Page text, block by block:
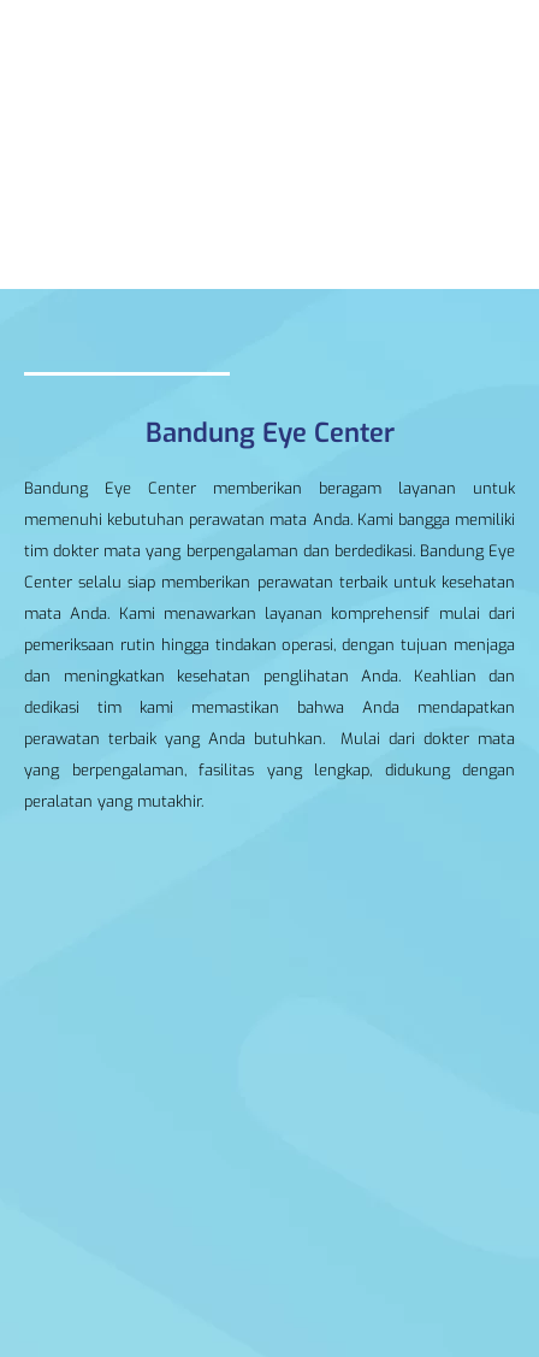
Bandung Eye Center
Bandung Eye Center memberikan beragam layanan untuk
memenuhi kebutuhan perawatan mata Anda. Kami bangga memiliki
tim dokter mata yang berpengalaman dan berdedikasi. Bandung Eye
Center selalu siap memberikan perawatan terbaik untuk kesehatan
mata Anda. Kami menawarkan layanan komprehensif mulai dari
pemeriksaan rutin hingga tindakan operasi, dengan tujuan menjaga
dan meningkatkan kesehatan penglihatan Anda. Keahlian dan
dedikasi tim kami memastikan bahwa Anda mendapatkan
perawatan terbaik yang Anda butuhkan. Mulai dari dokter mata
yang berpengalaman, fasilitas yang lengkap, didukung dengan
peralatan yang mutakhir.